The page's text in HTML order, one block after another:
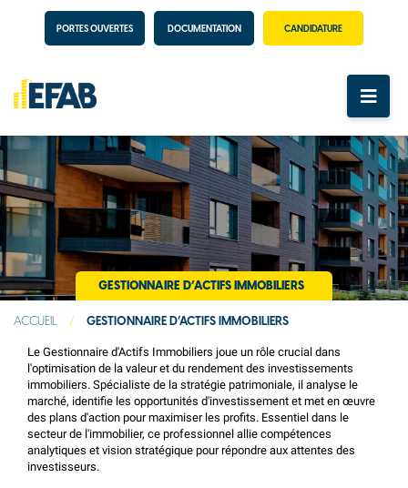
PORTES OUVERTES DOCUMENTATION CANDIDATURE
GESTIONNAIRE D’ACTIFS IMMOBILIERS
ACCUEIL / GESTIONNAIRE D’ACTIFS IMMOBILIERS
Le Gestionnaire d'Actifs Immobiliers joue un rôle crucial dans
l'optimisation de la valeur et du rendement des investissements
immobiliers. Spécialiste de la stratégie patrimoniale, il analyse le
marché, identifie les opportunités d'investissement et met en œuvre
des plans d'action pour maximiser les profits. Essentiel dans le
secteur de l'immobilier, ce professionnel allie compétences
analytiques et vision stratégique pour répondre aux attentes des
investisseurs.